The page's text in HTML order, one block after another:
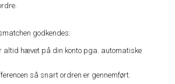
godkendes:
altid hævet på din konto pga. automatiske
så snart ordren er gennemført.